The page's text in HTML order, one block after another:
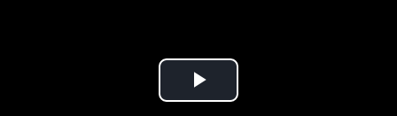
Play Video